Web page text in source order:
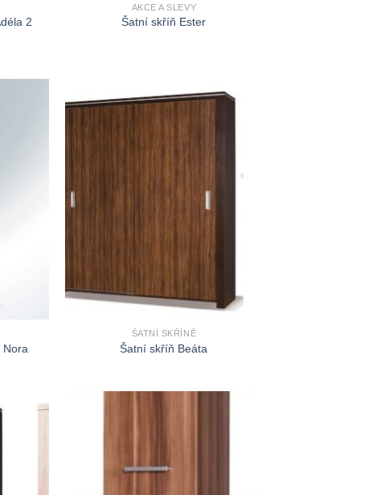
2
AKCE A SLEVY
Šatní skříň Ester
ŠATNÍ SKŘÍNĚ
Šatní skříň Beáta